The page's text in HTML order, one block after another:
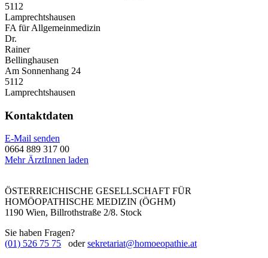
5112
Lamprechtshausen
FA für Allgemeinmedizin
Dr.
Rainer
Bellinghausen
Am Sonnenhang 24
5112
Lamprechtshausen
Kontaktdaten
E-Mail senden
0664 889 317 00
Mehr ÄrztInnen laden
ÖSTERREICHISCHE GESELLSCHAFT FÜR
HOMÖOPATHISCHE MEDIZIN (ÖGHM)
1190 Wien, Billrothstraße 2/8. Stock
Sie haben Fragen?
(01) 526 75 75 odersekretariat@homoeopathie.at